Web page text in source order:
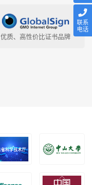
优质、高性价比证书品牌
联系
电话